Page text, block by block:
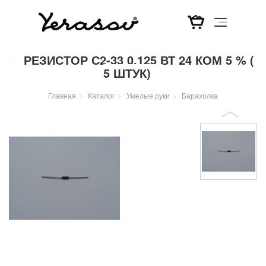
РЕЗИСТОР С2-33 0,125 ВТ 24 КОМ 5 % (
5 ШТУК)
Главная Каталог Умелые руки Барахолка